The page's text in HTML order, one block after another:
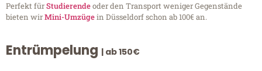
Perfekt fürStudierendeoder den Transport weniger Gegenstände
bieten wirMini-Umzügein Düsseldorf schon ab 100€ an.
Entrümpelung | ab 150€